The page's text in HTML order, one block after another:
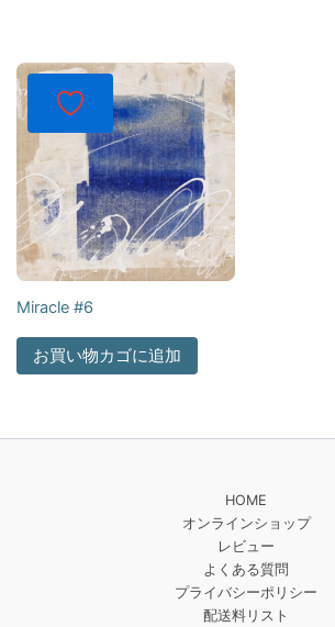
Miracle #6
お買い物カゴに追加
HOME
オンラインショップ
レビュー
よくある質問
プライバシーポリシー
配送料リスト